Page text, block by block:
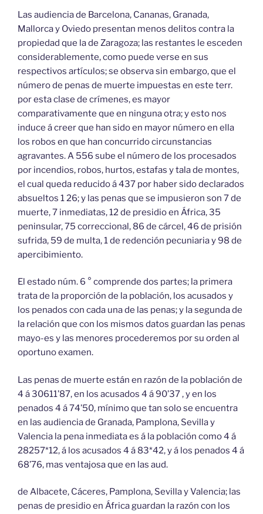
Las audiencia de Barcelona, Cananas, Granada,
Mallorca y Oviedo presentan menos delitos contra la
propiedad que la de Zaragoza; las restantes le esceden
considerablemente, como puede verse en sus
respectivos artículos; se observa sin embargo, que el
número de penas de muerte impuestas en este terr.
por esta clase de crímenes, es mayor
comparativamente que en ninguna otra; y esto nos
induce á creer que han sido en mayor número en ella
los robos en que han concurrido circunstancias
agravantes. A 556 sube el número de los procesados
por incendios, robos, hurtos, estafas y tala de montes,
el cual queda reducido á 437 por haber sido declarados
absueltos 1 26; y las penas que se impusieron son 7 de
muerte, 7 inmediatas, 12 de presidio en África, 35
peninsular, 75 correccional, 86 de cárcel, 46 de prisión
sufrida, 59 de multa, 1 de redención pecuniaria y 98 de
apercibimiento.
El estado núm. 6 ° comprende dos partes; la primera
trata de la proporción de la población, los acusados y
los penados con cada una de las penas; y la segunda de
la relación que con los mismos datos guardan las penas
mayo-es y las menores procederemos por su orden al
oportuno examen.
Las penas de muerte están en razón de la población de
4 á 30611’87, en los acusados 4 á 90’37 , y en los
penados 4 á 74’50, mínimo que tan solo se encuentra
en las audiencia de Granada, Pamplona, Sevilla y
Valencia la pena inmediata es á la población como 4 á
28257*12, á los acusados 4 á 83*42, y á los penados 4 á
68’76, mas ventajosa que en las aud.
de Albacete, Cáceres, Pamplona, Sevilla y Valencia; las
penas de presidio en África guardan la razón con los